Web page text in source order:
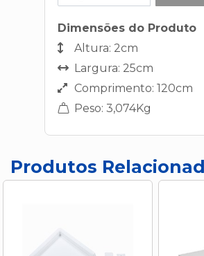
Dimensões do Produto
Altura: 2cm
Largura: 25cm
Comprimento: 120cm
Peso: 3,074Kg
Produtos